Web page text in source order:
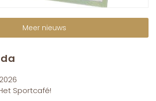
Meer nieuws
Sportcafé!